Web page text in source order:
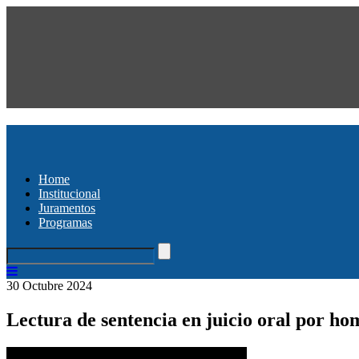
Home
Institucional
Juramentos
Programas
30 Octubre 2024
Lectura de sentencia en juicio oral por